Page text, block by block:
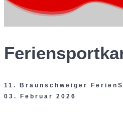
11. Braunschweiger
03. Februar 2026